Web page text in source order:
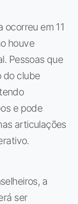
ocorreu em 11
houve
Pessoas que
do clube
e pode
articulações
a
ser